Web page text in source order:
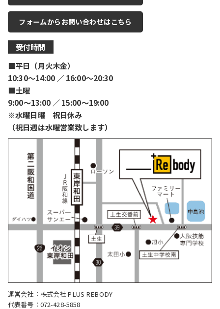
フォームからお問い合わせはこちら
受付時間
■平日（月火木金）
10:30〜14:00 ／ 16:00〜20:30
■土曜
9:00〜13:00 ／ 15:00〜19:00
※水曜日曜 祝日休み
（祝日週は水曜営業致します）
運営会社：株式会社 PLUS REBODY
代表番号：072-428-5858